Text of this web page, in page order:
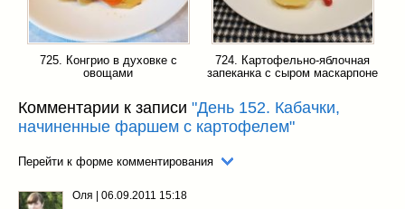
725. Конгрио в духовке с
овощами
724. Картофельно-яблочная
запеканка с сыром маскарпоне
Комментарии к записи "День 152. Кабачки,
начиненные фаршем с картофелем"
Перейти к форме комментирования
Оля 06.09.2011 15:18